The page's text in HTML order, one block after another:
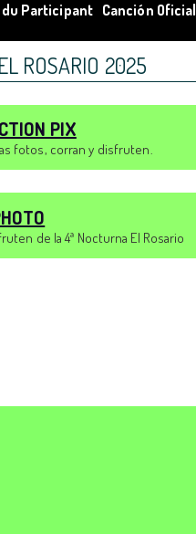
Participant Canción Oficial
ROSARIO 2025
PIX
fotos, corran y disfruten.
de la 4ª Nocturna El Rosario